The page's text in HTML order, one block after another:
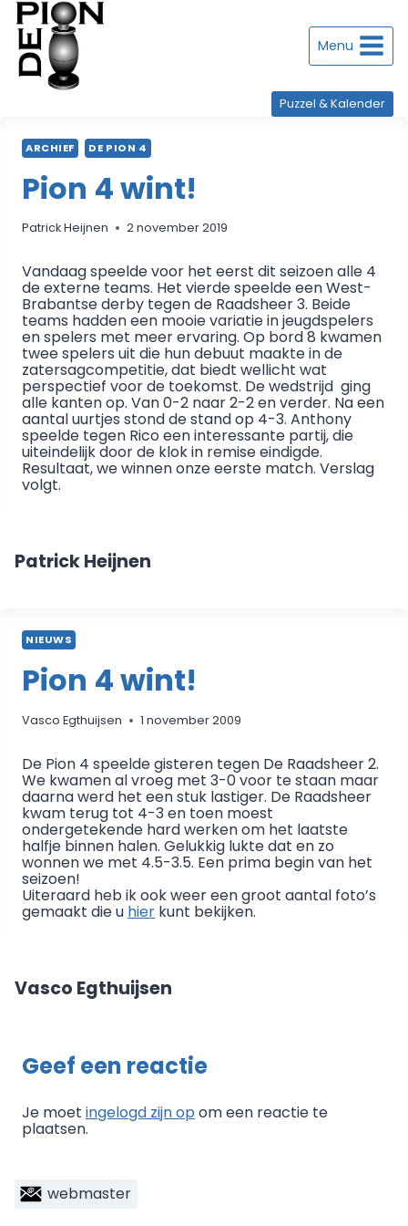
Doorgaan
naar
inhoud Menu
Puzzel & Kalender
ARCHIEF DE PION 4
Pion 4 wint!
Patrick Heijnen 2 november 2019
Vandaag speelde voor het eerst dit seizoen alle 4
de externe teams. Het vierde speelde een West-
Brabantse derby tegen de Raadsheer 3. Beide
teams hadden een mooie variatie in jeugdspelers
en spelers met meer ervaring. Op bord 8 kwamen
twee spelers uit die hun debuut maakte in de
zatersagcompetitie, dat biedt wellicht wat
perspectief voor de toekomst. De wedstrijd ging
alle kanten op. Van 0-2 naar 2-2 en verder. Na een
aantal uurtjes stond de stand op 4-3. Anthony
speelde tegen Rico een interessante partij, die
uiteindelijk door de klok in remise eindigde.
Resultaat, we winnen onze eerste match. Verslag
volgt.
Patrick Heijnen
NIEUWS
Pion 4 wint!
Vasco Egthuijsen 1 november 2009
De Pion 4 speelde gisteren tegen De Raadsheer 2.
We kwamen al vroeg met 3-0 voor te staan maar
daarna werd het een stuk lastiger. De Raadsheer
kwam terug tot 4-3 en toen moest
ondergetekende hard werken om het laatste
halfje binnen halen. Gelukkig lukte dat en zo
wonnen we met 4.5-3.5. Een prima begin van het
seizoen!
Uiteraard heb ik ook weer een groot aantal foto’s
gemaakt die u hier kunt bekijken.
Vasco Egthuijsen
Geef een reactie
Je moet ingelogd zijn opom een reactie te
plaatsen.
webmaster